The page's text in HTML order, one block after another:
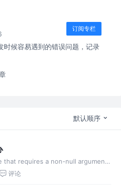
订阅专栏
时候容易遇到的错误问题，记录
默认顺序
that requires a non-null argument
个警告，这个警告翻译意思就是传递
评论